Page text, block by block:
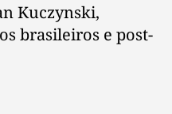
Kuczynski,
brasileiros e post-